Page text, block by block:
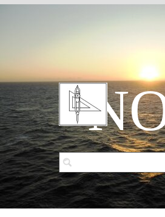
Vai ai contenuti